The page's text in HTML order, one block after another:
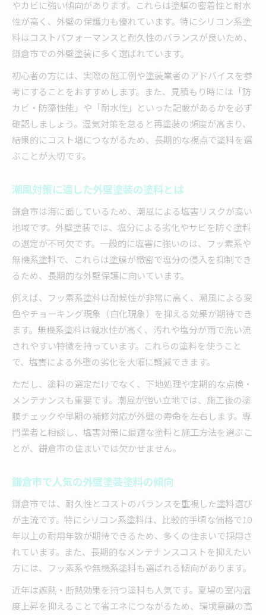
やカビに強い傾向があります。これらは塗膜の密着性と耐水
性が高く、外壁の保護力も優れています。特にシリコン系塗
料はコストパフォーマンスと耐久性のバランスが良いため、
鎌倉市での外壁塗装に多く選ばれています。
初心者の方には、実際の施工例や塗装業者のアドバイスを参
考にすることをおすすめします。また、見積もり時には「防
カビ・防藻性能」や「耐水性」といった記載があるかを必ず
確認しましょう。湿気対策を怠ると再塗装の頻度が高まり、
結果的にコスト増につながるため、長期的な視点で塗料を選
ぶことが大切です。
潮風対策に適した外壁塗装の塗料とは
鎌倉市は海に面しているため、潮風による塩害リスクが高い
地域です。外壁塗装では、塩分による劣化やサビを防ぐ塗料
の選定が不可欠です。一般的に塩害に強いのは、フッ素系や
無機系塗料で、これらは塗膜が緻密で塩分の侵入を抑制でき
るため、長期的な外壁保護に向いています。
例えば、フッ素系塗料は耐候性が非常に高く、潮風による変
色やチョーキング現象（白化現象）を抑える効果が期待でき
ます。無機系塗料は親水性が高く、汚れや塩分が雨で洗い流
されやすい特徴を持っています。これらの塗料を使うこと
で、塩害による外壁の劣化を大幅に軽減できます。
ただし、塗料の選定だけでなく、下地処理や定期的な点検・
メンテナンスも重要です。潮風が強い立地では、施工後の塗
膜チェックや早期の補修対応が外壁の寿命を左右します。専
門業者と相談し、塩害対策に最適な塗料と施工方法を選ぶこ
とが、鎌倉市の住まいでは欠かせません。
鎌倉市で人気の外壁塗装塗料の傾向
鎌倉市では、耐久性とコストのバランスを重視した塗料選び
が主流です。特にシリコン系塗料は、比較的手頃な価格で10
年以上の耐用年数が期待できるため、多くの住まいで採用さ
れています。また、長期的なメンテナンスコストを抑えたい
方には、フッ素系や無機系塗料も選ばれる傾向があります。
近年は遮熱・断熱効果を持つ塗料も人気です。夏場の室内温
度上昇を抑えることで省エネにつながるため、環境意識の高